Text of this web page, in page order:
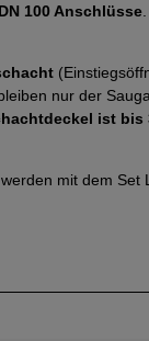
100 Anschlüsse
nur der
ist bis
mit dem Set